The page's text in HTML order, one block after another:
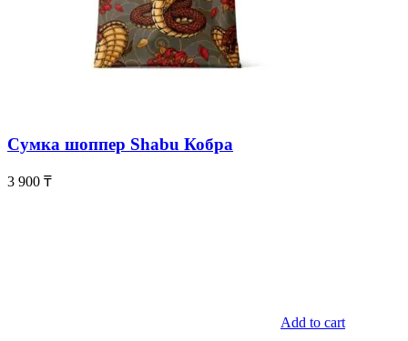
Сумка шоппер Shabu Кобра
3 900 ₸
Add to cart